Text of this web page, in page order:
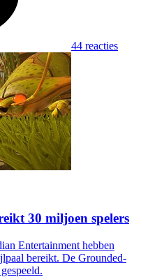
44 reacties
30 miljoen spelers
Entertainment hebben
bereikt. De Grounded-